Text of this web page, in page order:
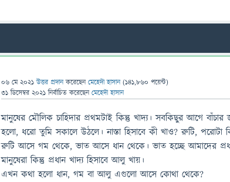
06 মে 2021 উত্তর প্রদান করেছেনমেহেদী হাসান (141,860 পয়েন্ট)
31 ডিসেম্বর 2021 নির্বাচিত করেছেনমেহেদী হাসান
মানুষের মৌলিক চাহিদার প্রথমটাই কিন্তু খাদ্য। সবকিছুর আগে
হলো, ধরো তুমি সকালে উঠলে। নাস্তা হিসাবে কী খাও? রুটি, পরোটা
রুটি আসে গম থেকে, ভাত আসে ধান থেকে। ভাত হচ্ছে আমাদের
মানুষেরা কিন্তু প্রধান খাদ্য হিসাবে আলু খায়।
এখন কথা হলো ধান, গম বা আলু এগুলো আসে কোথা থেকে?